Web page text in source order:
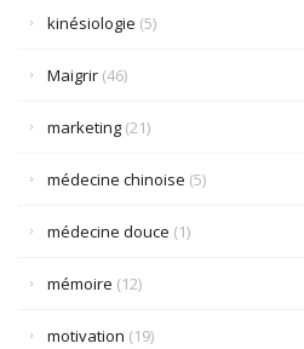
kinésiologie (5)
Maigrir (46)
marketing (21)
médecine chinoise (5)
médecine douce (1)
mémoire (12)
motivation (19)